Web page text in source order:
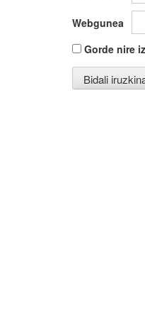
Webgunea
Gorde nire